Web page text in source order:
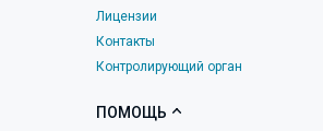
Лицензии
Контакты
Контролирующий орган
ПОМОЩЬ